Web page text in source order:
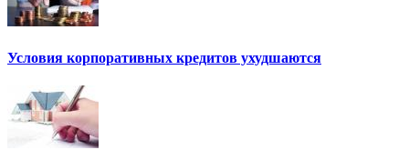
Условия корпоративных кредитов ухудшаются